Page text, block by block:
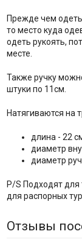
Прежде чем
то место куда
одеть рукоять,
месте.
Также ручку
штуки по 11см.
Натягиваются на
длина - 22
диаметр
диаметр
P/S Подходят для
для распорных
Отзывы